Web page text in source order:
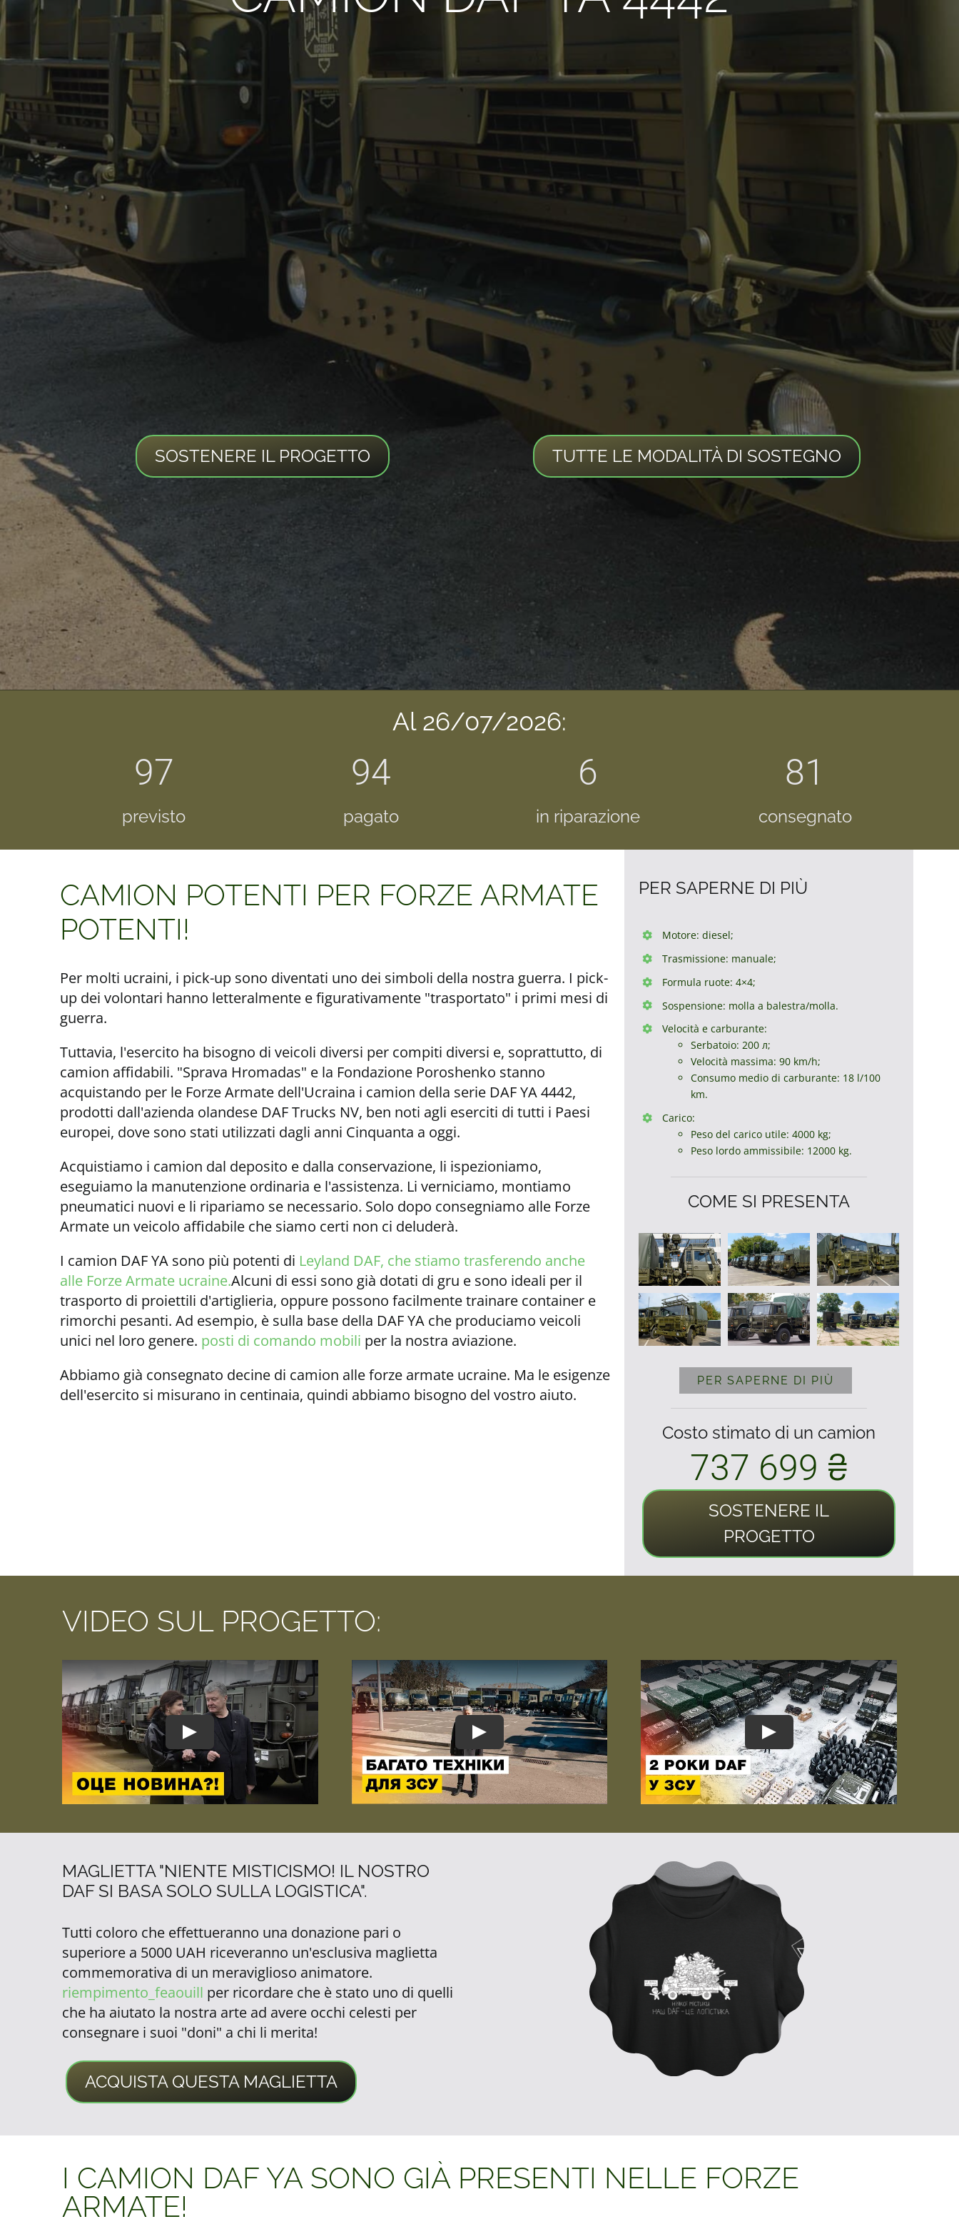
SOSTENERE IL PROGETTO TUTTE LE MODALITÀ DI SOSTEGNO
Al 26/07/2026:
97
previsto
94
pagato
6
in riparazione
81
consegnato
CAMION POTENTI PER FORZE ARMATE
POTENTI!
Per molti ucraini, i pick-up sono diventati uno dei simboli della nostra guerra. I pick-
up dei volontari hanno letteralmente e figurativamente "trasportato" i primi mesi di
guerra.
Tuttavia, l'esercito ha bisogno di veicoli diversi per compiti diversi e, soprattutto, di
camion affidabili. "Sprava Hromadas" e la Fondazione Poroshenko stanno
acquistando per le Forze Armate dell'Ucraina i camion della serie DAF YA 4442,
prodotti dall'azienda olandese DAF Trucks NV, ben noti agli eserciti di tutti i Paesi
europei, dove sono stati utilizzati dagli anni Cinquanta a oggi.
Acquistiamo i camion dal deposito e dalla conservazione, li ispezioniamo,
eseguiamo la manutenzione ordinaria e l'assistenza. Li verniciamo, montiamo
pneumatici nuovi e li ripariamo se necessario. Solo dopo consegniamo alle Forze
Armate un veicolo affidabile che siamo certi non ci deluderà.
I camion DAF YA sono più potenti di Leyland DAF, che stiamo trasferendo anche
alle Forze Armate ucraine.Alcuni di essi sono già dotati di gru e sono ideali per il
trasporto di proiettili d'artiglieria, oppure possono facilmente trainare container e
rimorchi pesanti. Ad esempio, è sulla base della DAF YA che produciamo veicoli
unici nel loro genere. posti di comando mobili per la nostra aviazione.
Abbiamo già consegnato decine di camion alle forze armate ucraine. Ma le esigenze
dell'esercito si misurano in centinaia, quindi abbiamo bisogno del vostro aiuto.
PER SAPERNE DI PIÙ
Motore: diesel;
Trasmissione: manuale;
Formula ruote: 4×4;
Sospensione: molla a balestra/molla.
Velocità e carburante:
Serbatoio: 200 л;
Velocità massima: 90 km/h;
Consumo medio di carburante: 18 l/100
km.
Carico:
Peso del carico utile: 4000 kg;
Peso lordo ammissibile: 12000 kg.
COME SI PRESENTA
PER SAPERNE DI PIÙ
Costo stimato di un camion
737 699 ₴
SOSTENERE IL
PROGETTO
VIDEO SUL PROGETTO:
MAGLIETTA "NIENTE MISTICISMO! IL NOSTRO
DAF SI BASA SOLO SULLA LOGISTICA".
Tutti coloro che effettueranno una donazione pari o
superiore a 5000 UAH riceveranno un'esclusiva maglietta
commemorativa di un meraviglioso animatore.
riempimento_feaouill per ricordare che è stato uno di quelli
che ha aiutato la nostra arte ad avere occhi celesti per
consegnare i suoi "doni" a chi li merita!
ACQUISTA QUESTA MAGLIETTA
I CAMION DAF YA SONO GIÀ PRESENTI NELLE FORZE
ARMATE!